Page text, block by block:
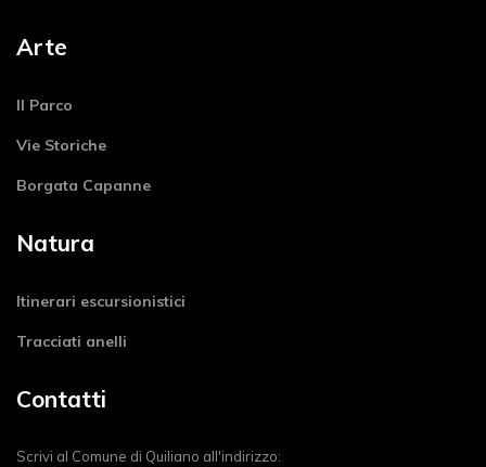
Arte
Il Parco
Vie Storiche
Borgata Capanne
Natura
Itinerari escursionistici
Tracciati anelli
Contatti
Scrivi al Comune di Quiliano all'indirizzo: